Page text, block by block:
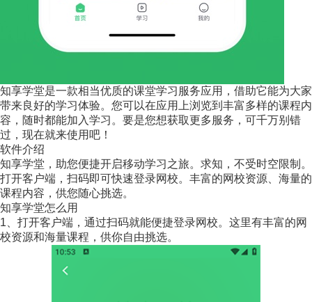
知享学堂是一款相当优质的课堂学习服务应用，借助它能为大家
带来良好的学习体验。您可以在应用上浏览到丰富多样的课程内
容，随时都能加入学习。要是您想获取更多服务，可千万别错
过，现在就来使用吧！
软件介绍
知享学堂，助您便捷开启移动学习之旅。求知，不受时空限制。
打开客户端，扫码即可快速登录网校。丰富的网校资源、海量的
课程内容，供您随心挑选。
知享学堂怎么用
1、打开客户端，通过扫码就能便捷登录网校。这里有丰富的网
校资源和海量课程，供你自由挑选。